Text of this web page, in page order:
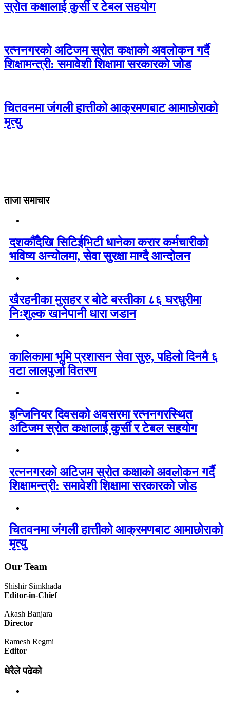
स्रोत कक्षालाई कुर्सी र टेबल सहयोग
रत्ननगरको अटिजम स्रोत कक्षाको अवलोकन गर्दै
शिक्षामन्त्री: समावेशी शिक्षामा सरकारको जोड
चितवनमा जंगली हात्तीको आक्रमणबाट आमाछोराको
मृत्यु
ताजा समाचार
दशकौँदेखि सिटिईभिटी धानेका करार कर्मचारीको
भविष्य अन्योलमा, सेवा सुरक्षा माग्दै आन्दोलन
खैरहनीका मुसहर र बोटे बस्तीका ८६ घरधुरीमा
निःशुल्क खानेपानी धारा जडान
कालिकामा भूमि प्रशासन सेवा सुरु, पहिलो दिनमै ६
वटा लालपुर्जा वितरण
इन्जिनियर दिवसको अवसरमा रत्ननगरस्थित
अटिजम स्रोत कक्षालाई कुर्सी र टेबल सहयोग
रत्ननगरको अटिजम स्रोत कक्षाको अवलोकन गर्दै
शिक्षामन्त्री: समावेशी शिक्षामा सरकारको जोड
चितवनमा जंगली हात्तीको आक्रमणबाट आमाछोराको
मृत्यु
Our Team
Shishir Simkhada
Editor-in-Chief
Akash Banjara
Director
Ramesh Regmi
Editor
धेरैले पढेको